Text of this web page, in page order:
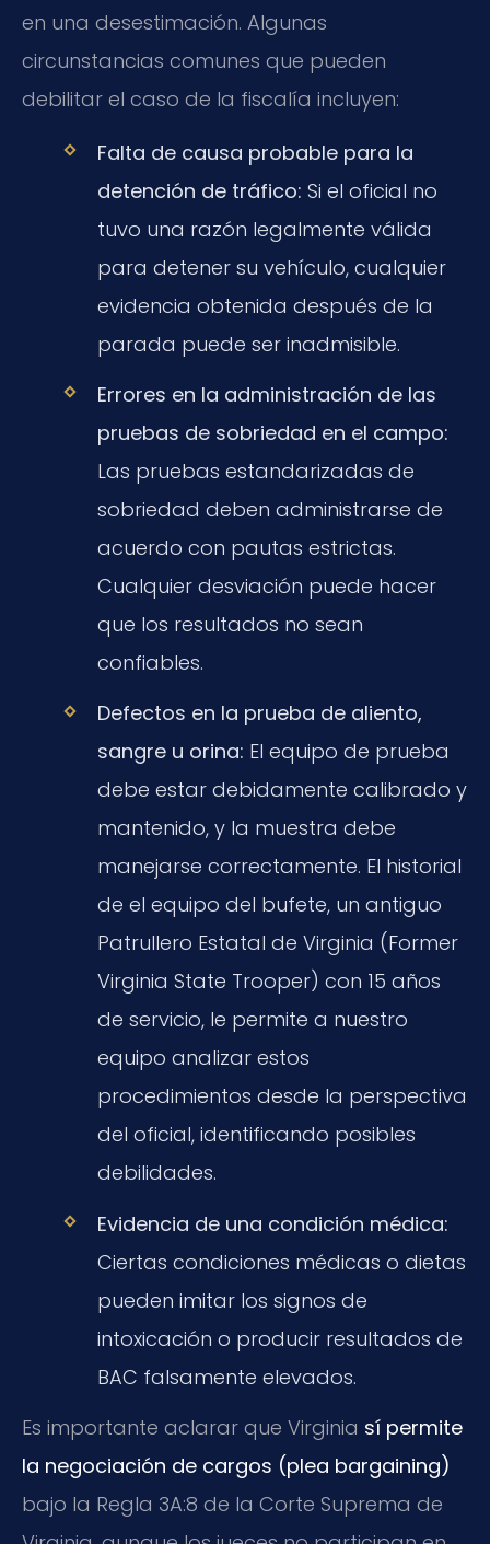
en una desestimación. Algunas
circunstancias comunes que pueden
debilitar el caso de la fiscalía incluyen:
Falta de causa probable para la
detención de tráfico: Si el oficial no
tuvo una razón legalmente válida
para detener su vehículo, cualquier
evidencia obtenida después de la
parada puede ser inadmisible.
Errores en la administración de las
pruebas de sobriedad en el campo:
Las pruebas estandarizadas de
sobriedad deben administrarse de
acuerdo con pautas estrictas.
Cualquier desviación puede hacer
que los resultados no sean
confiables.
Defectos en la prueba de aliento,
sangre u orina: El equipo de prueba
debe estar debidamente calibrado y
mantenido, y la muestra debe
manejarse correctamente. El historial
de el equipo del bufete, un antiguo
Patrullero Estatal de Virginia (Former
Virginia State Trooper) con 15 años
de servicio, le permite a nuestro
equipo analizar estos
procedimientos desde la perspectiva
del oficial, identificando posibles
debilidades.
Evidencia de una condición médica:
Ciertas condiciones médicas o dietas
pueden imitar los signos de
intoxicación o producir resultados de
BAC falsamente elevados.
Es importante aclarar que Virginia sí permite
la negociación de cargos (plea bargaining)
bajo la Regla 3A:8 de la Corte Suprema de